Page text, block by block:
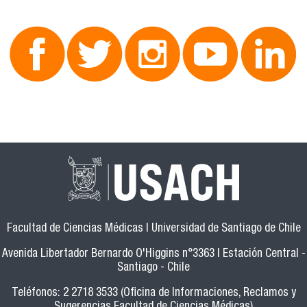
Facultad de Ciencias Médicas | Universidad de Santiago de Chile
Avenida Libertador Bernardo O'Higgins n°3363 | Estación Central -
Santiago - Chile
Teléfonos: 2 2718 3533 (Oficina de Informaciones, Reclamos y